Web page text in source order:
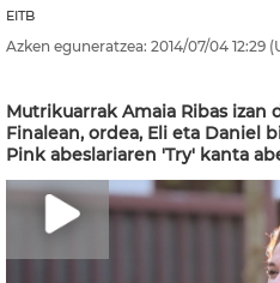
EITB
Azken eguneratzea: 2014/07/04 12:29
Mutrikuarrak Amaia Ribas
Finalean, ordea, Eli eta Daniel
Pink abeslariaren 'Try' kanta